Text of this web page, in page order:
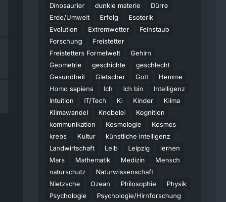
Dinosaurier
dunkle materie
Dürre
Erde/Umwelt
Erfolg
Esoterik
Evolution
Extremwetter
Feinstaub
Forschung
Freistetter
Freistetters Formelwelt
Gehirn
Geometrie
geschichte
geschlecht
Gesundheit
Gletscher Gott
Hemme
Homo sapiens
Ich Ich bin
Intelligenz
Intuition
IT/Tech Ki Kinder
Klima
Klimawandel
Knobelei
Kognition
kommunikation
Kosmologie
Kosmos
krebs
Kultur
künstliche intelligenz
Landwirtschaft
Leib Leipzig
lernen
Mars
Mathematik Medizin
Mensch
naturschutz
Naturwissenschaft
Nietzsche
Ozean Philosophie
Physik
Psychologie
Psychologie/Hirnforschung